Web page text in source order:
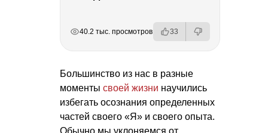
40.2 тыс. просмотров 33
Большинство из нас в разные
моменты своей жизни научились
избегать осознания определенных
частей своего «Я» и своего опыта.